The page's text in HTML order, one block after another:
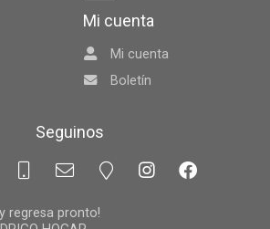
Mi cuenta
Mi cuenta
Boletín
Seguinos
regresa pronto!